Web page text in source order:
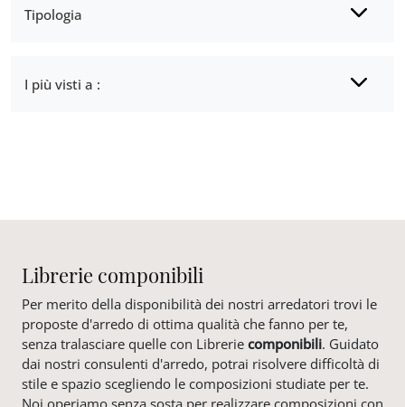
Tipologia
I più visti a :
Librerie componibili
Per merito della disponibilità dei nostri arredatori trovi le
proposte d'arredo di ottima qualità che fanno per te,
senza tralasciare quelle con Librerie componibili. Guidato
dai nostri consulenti d'arredo, potrai risolvere difficoltà di
stile e spazio scegliendo le composizioni studiate per te.
Noi operiamo senza sosta per realizzare composizioni con